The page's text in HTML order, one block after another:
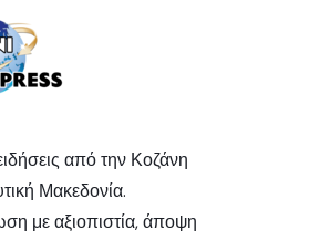
από την Κοζάνη
Μακεδονία.
με αξιοπιστία, άποψη